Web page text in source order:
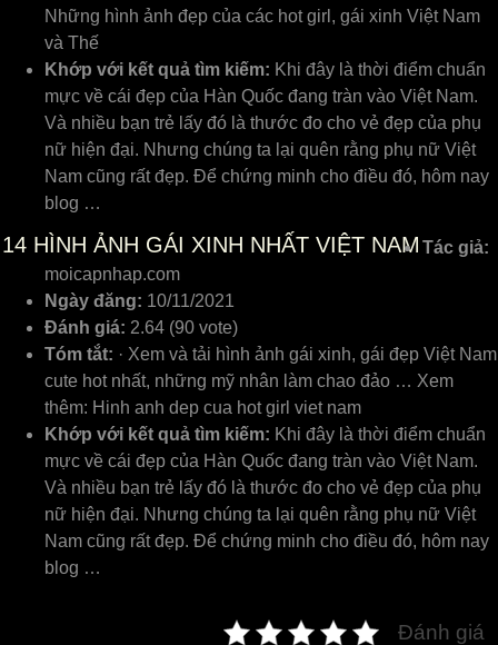
Những hình ảnh đẹp của các hot girl, gái xinh Việt Nam
và Thế
Khớp với kết quả tìm kiếm: Khi đây là thời điểm chuẩn
mực về cái đẹp của Hàn Quốc đang tràn vào Việt Nam.
Và nhiều bạn trẻ lấy đó là thước đo cho vẻ đẹp của phụ
nữ hiện đại. Nhưng chúng ta lại quên rằng phụ nữ Việt
Nam cũng rất đẹp. Để chứng minh cho điều đó, hôm nay
blog …
14 HÌNH ẢNH GÁI XINH NHẤT VIỆT NAM Tác giả:
moicapnhap.com
Ngày đăng: 10/11/2021
Đánh giá: 2.64 (90 vote)
Tóm tắt: · Xem và tải hình ảnh gái xinh, gái đẹp Việt Nam
cute hot nhất, những mỹ nhân làm chao đảo … Xem
thêm: Hinh anh dep cua hot girl viet nam
Khớp với kết quả tìm kiếm: Khi đây là thời điểm chuẩn
mực về cái đẹp của Hàn Quốc đang tràn vào Việt Nam.
Và nhiều bạn trẻ lấy đó là thước đo cho vẻ đẹp của phụ
nữ hiện đại. Nhưng chúng ta lại quên rằng phụ nữ Việt
Nam cũng rất đẹp. Để chứng minh cho điều đó, hôm nay
blog …
Đánh giá